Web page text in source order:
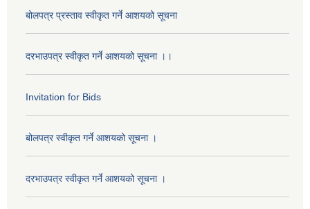
बोलपत्र प्रस्ताव स्वीकृत गर्ने आशयको सूचना
दरभाउपत्र स्वीकृत गर्ने आशयको सूचना ।।
Invitation for Bids
बोलपत्र स्वीकृत गर्ने आशयको सूचना ।
दरभाउपत्र स्वीकृत गर्ने आशयको सूचना ।